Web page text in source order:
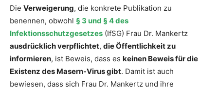
Die Verweigerung, die konkrete Publikation zu
benennen, obwohl § 3 und § 4 des
Infektionsschutzgesetzes (IfSG) Frau Dr. Mankertz
ausdrücklich verpflichtet, die Öffentlichkeit zu
informieren, ist Beweis, dass es keinen Beweis für die
Existenz des Masern-Virus gibt. Damit ist auch
bewiesen, dass sich Frau Dr. Mankertz und ihre